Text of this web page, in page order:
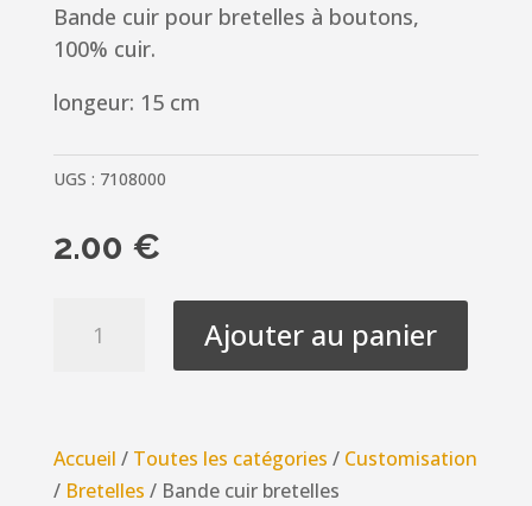
Bande cuir pour bretelles à boutons,
100% cuir.
longeur: 15 cm
UGS : 7108000
2.00 €
Ajouter au panier
Accueil / Toutes les catégories / Customisation
/ Bretelles / Bande cuir bretelles